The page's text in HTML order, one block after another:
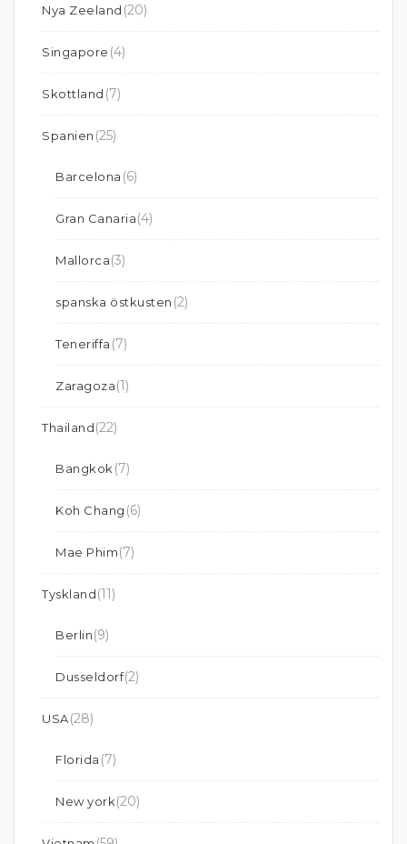
Nya Zeeland (20)
Singapore (4)
Skottland (7)
Spanien (25)
Barcelona (6)
Gran Canaria(4)
Mallorca(3)
spanska östkusten (2)
Teneriffa (7)
Zaragoza(1)
Thailand(22)
Bangkok (7)
Koh Chang (6)
Mae Phim(7)
Tyskland(11)
Berlin(9)
Dusseldorf(2)
USA(28)
Florida (7)
New york(20)